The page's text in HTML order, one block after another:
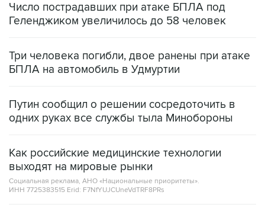
Число пострадавших при атаке БПЛА под
Геленджиком увеличилось до 58 человек
Три человека погибли, двое ранены при атаке
БПЛА на автомобиль в Удмуртии
Путин сообщил о решении сосредоточить в
одних руках все службы тыла Минобороны
Как российские медицинские технологии
выходят на мировые рынки
Социальная реклама, АНО «Национальные приоритеты».
ИНН 7725383515 Erid: F7NfYUJCUneVdTRF8PRs